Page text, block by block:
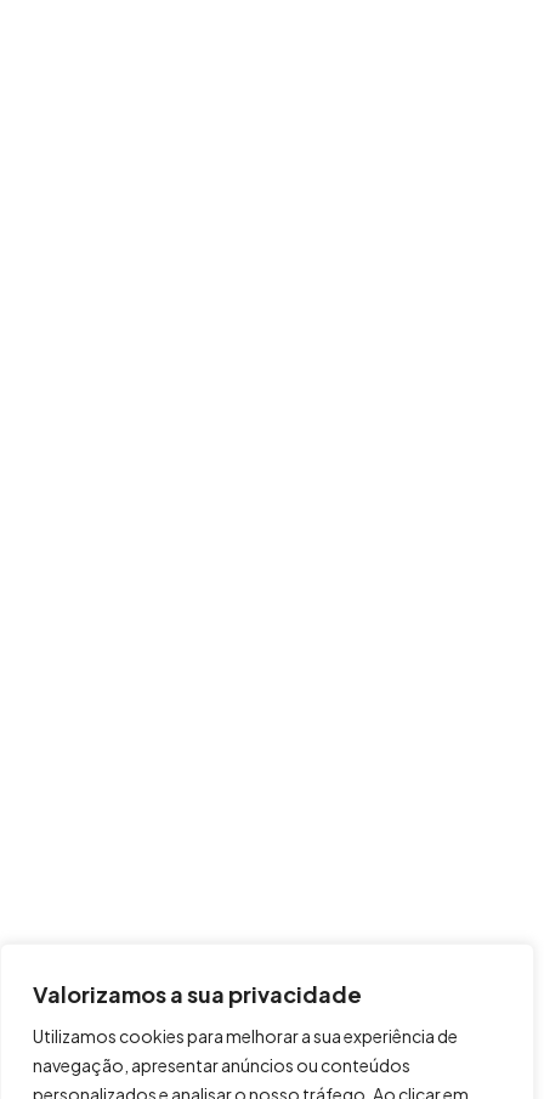
Valorizamos a sua privacidade
Utilizamos cookies para melhorar a sua experiência de
navegação, apresentar anúncios ou conteúdos
personalizados e analisar o nosso tráfego. Ao clicar em